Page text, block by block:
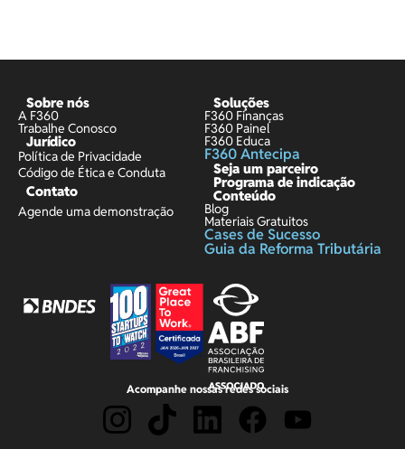
Sobre nós
A F360
Trabalhe Conosco
Jurídico
Política de Privacidade
Código de Ética e Conduta
Contato
Agende uma demonstração
Soluções
F360 Finanças
F360 Painel
F360 Educa
F360 Antecipa
Seja um parceiro
Programa de indicação
Conteúdo
Blog
Materiais Gratuitos
Cases de Sucesso
Guia da Reforma Tributária
Acompanhe nossas redes sociais